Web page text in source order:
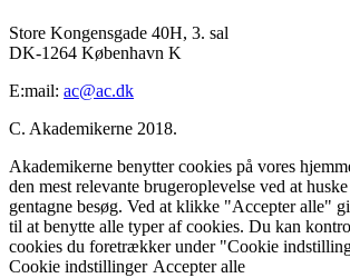
Store Kongensgade 40H, 3. sal
DK-1264 København K
E:mail: ac@ac.dk
C. Akademikerne 2018.
Akademikerne benytter cookies på vores
den mest relevante brugeroplevelse ved at
gentagne besøg. Ved at klikke "Accepter alle"
til at benytte alle typer af cookies. Du kan
cookies du foretrækker under "Cookie
Cookie indstillinger Accepter alle